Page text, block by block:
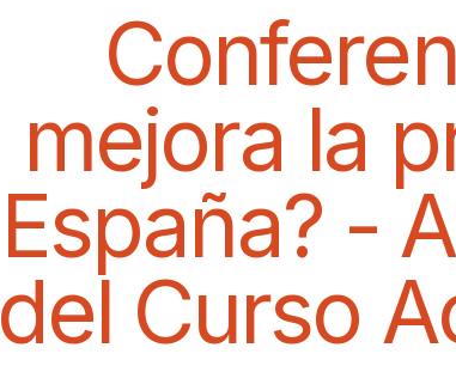
mejora la
España? -
del Curso